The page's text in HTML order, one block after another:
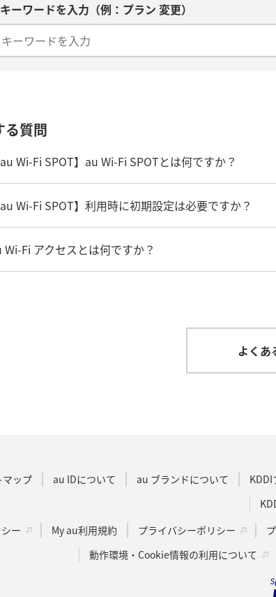
ーワードを入力（例：プラン 変更）
る質問
au Wi-Fi SPOT】au Wi-Fi SPOTとは何ですか？
au Wi-Fi SPOT】利用時に初期設定は必要ですか？
Wi-Fi アクセスとは何ですか？
よくあ
マップ au IDについて au ブランドについて KDDI
ー
My au利用規約 プライバシーポリシー
動作環境・Cookie情報の利用について